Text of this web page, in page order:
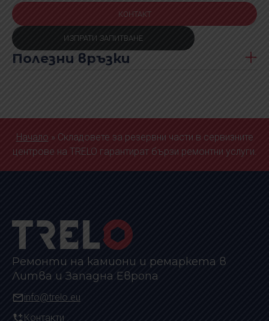
КОНТАКТ
ИЗПРАТИ ЗАПИТВАНЕ
Полезни връзки
Начало » Складовете за резервни части в сервизните
центрове на TRELO гарантират бързи ремонтни услуги.
Ремонти на камиони и ремаркета в
Литва и Западна Европа
info@trelo.eu
Контакти